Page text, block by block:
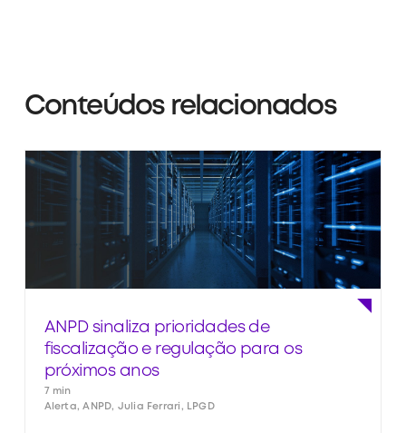
Conteúdos relacionados
ANPD sinaliza prioridades de
fiscalização e regulação para os
próximos anos
7 min
Alerta, ANPD, Julia Ferrari, LPGD